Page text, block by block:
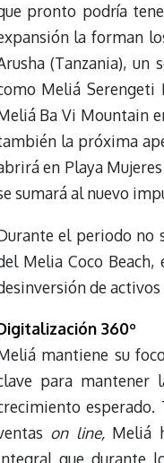
pronto podría
la forman
(Tanzania), un
Meliá Serengeti
Ba Vi Mountain
la próxima
en Playa
sumará al nuevo
el periodo no
Melia Coco
de
360º
mantiene su
para mantener
on line,Meliá
que durante